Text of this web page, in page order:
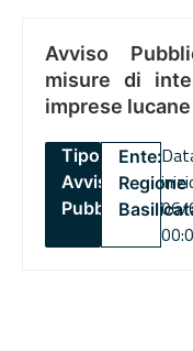
Avviso
misure di
imprese lucane
Tipo:
Avviso
Pubblico
Ente:
Regione
06/